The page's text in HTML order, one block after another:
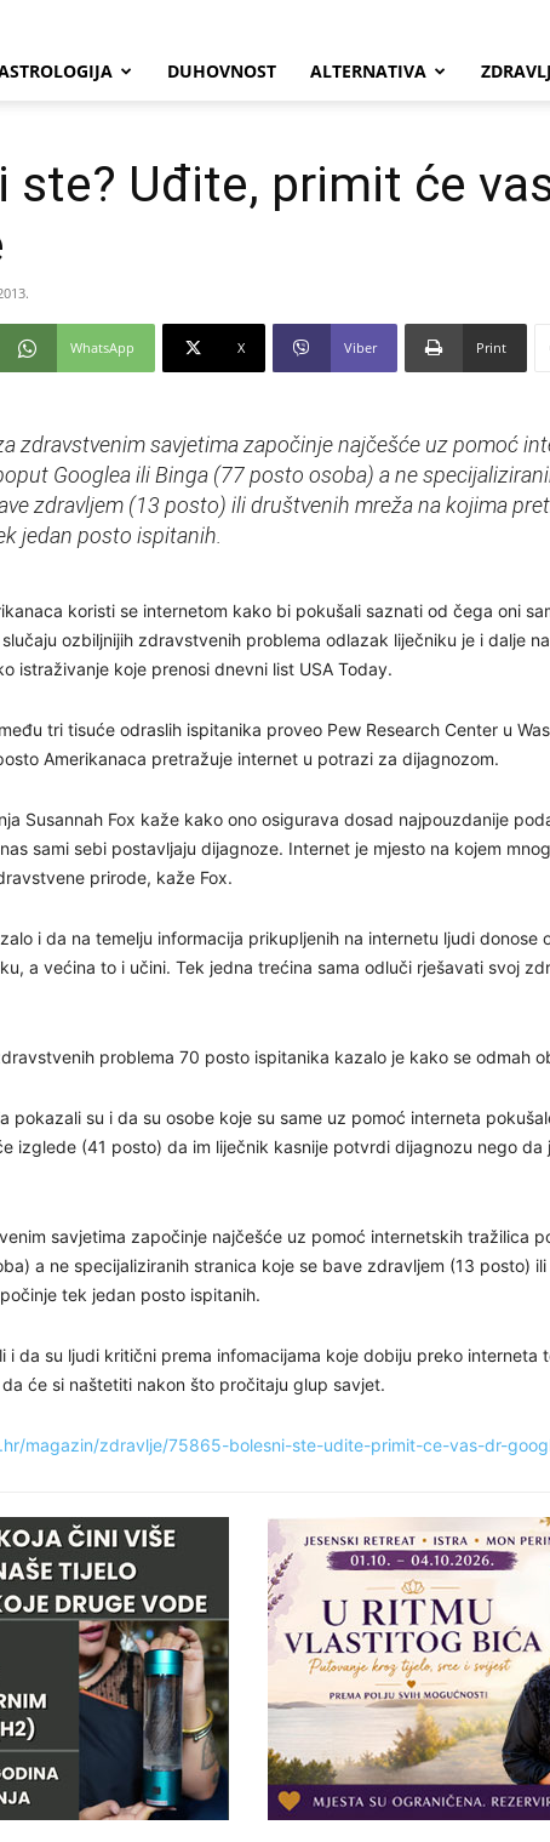
DUHOVNOST ALTERNATIVA
ste? Uđite, primit će
WhatsApp X Viber Print
zdravstvenim savjetima započinje najčešće uz pomoć
Googlea ili Binga (77 posto osoba) a ne
zdravljem (13 posto) ili društvenih mreža na kojima
jedan posto ispitanih.
koristi se internetom kako bi pokušali saznati od čega oni
ozbiljnijih zdravstvenih problema odlazak liječniku je i dalje
istraživanje koje prenosi dnevni list USA Today.
tri tisuće odraslih ispitanika proveo Pew Research Center u
Amerikanaca pretražuje internet u potrazi za dijagnozom.
Susannah Fox kaže kako ono osigurava dosad najpouzdanije
sami sebi postavljaju dijagnoze. Internet je mjesto na kojem
prirode, kaže Fox.
i da na temelju informacija prikupljenih na internetu ljudi donose
a većina to i učini. Tek jedna trećina sama odluči rješavati svoj
problema 70 posto ispitanika kazalo je kako se odmah
pokazali su i da su osobe koje su same uz pomoć interneta
izglede (41 posto) da im liječnik kasnije potvrdi dijagnozu nego da
savjetima započinje najčešće uz pomoć internetskih tražilica
a ne specijaliziranih stranica koje se bave zdravljem (13 posto)
tek jedan posto ispitanih.
i da su ljudi kritični prema infomacijama koje dobiju preko interneta
će si naštetiti nakon što pročitaju glup savjet.
magazin/zdravlje/75865-bolesni-ste-udite-primit-ce-vas-dr-